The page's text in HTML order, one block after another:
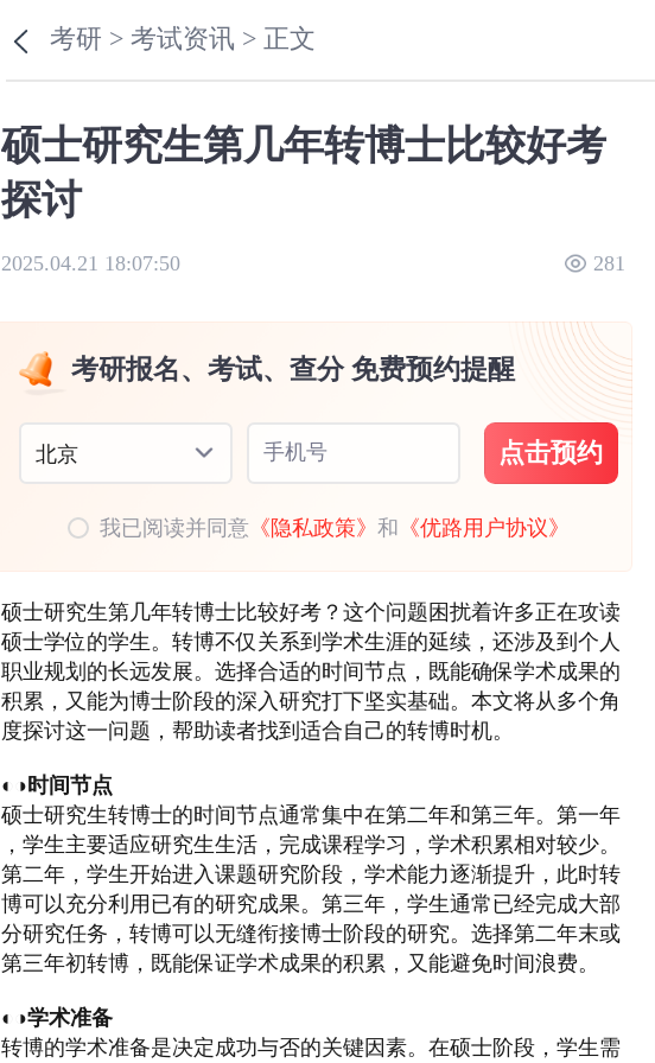
考研 >考试资讯 > 正文
硕士研究生第几年转博士比较好考
探讨
2025.04.21 18:07:50 281
考研报名、考试、查分 免费预约提醒
北京 手机号 点击预约
我已阅读并同意 《隐私政策》和 《优路用户协议》
硕士研究生第几年转博士比较好考？这个问题困扰着许多正在攻读
硕士学位的学生。转博不仅关系到学术生涯的延续，还涉及到个人
职业规划的长远发展。选择合适的时间节点，既能确保学术成果的
积累，又能为博士阶段的深入研究打下坚实基础。本文将从多个角
度探讨这一问题，帮助读者找到适合自己的转博时机。
◐◑时间节点
硕士研究生转博士的时间节点通常集中在第二年和第三年。第一年
，学生主要适应研究生生活，完成课程学习，学术积累相对较少。
第二年，学生开始进入课题研究阶段，学术能力逐渐提升，此时转
博可以充分利用已有的研究成果。第三年，学生通常已经完成大部
分研究任务，转博可以无缝衔接博士阶段的研究。选择第二年末或
第三年初转博，既能保证学术成果的积累，又能避免时间浪费。
◐◑学术准备
转博的学术准备是决定成功与否的关键因素。在硕士阶段，学生需